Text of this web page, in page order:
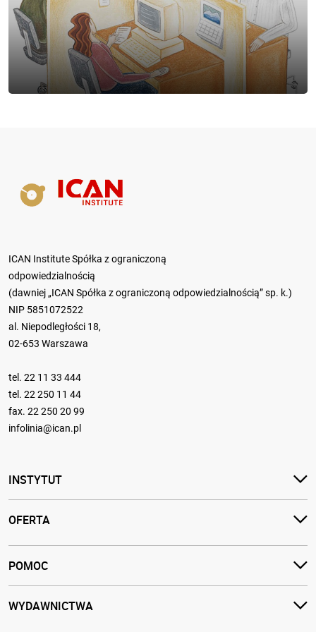
ICAN Institute Spółka z ograniczoną
odpowiedzialnością
(dawniej „ICAN Spółka z ograniczoną odpowiedzialnością” sp. k.)
NIP 5851072522
al. Niepodległości 18,
02-653 Warszawa
tel. 22 11 33 444
tel. 22 250 11 44
fax. 22 250 20 99
infolinia@ican.pl
INSTYTUT
OFERTA
POMOC
WYDAWNICTWA